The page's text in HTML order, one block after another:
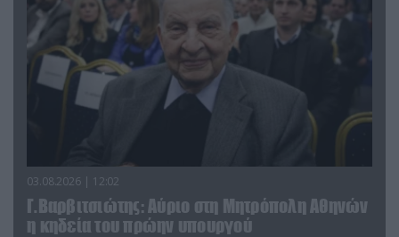
03.08.2026 | 12:02
Γ.Βαρβιτσιώτης: Aύριο στη Μητρόπολη Αθηνών
η κηδεία του πρώην υπουργού